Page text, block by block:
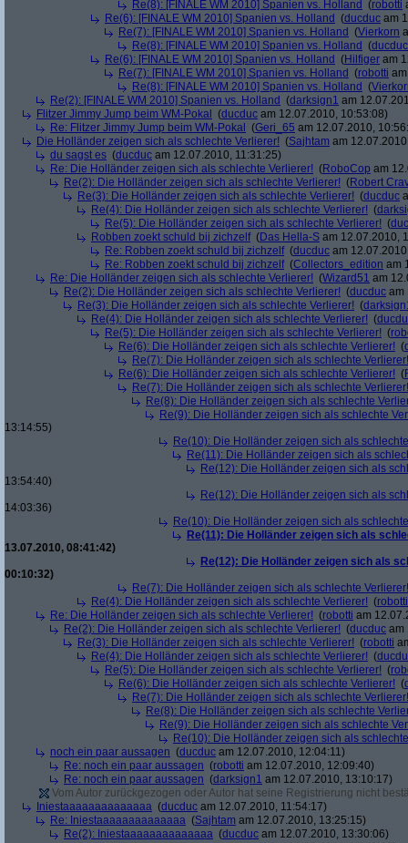
Re(8): [FINALE WM 2010] Spanien vs. Holland (robotti
Re(6): [FINALE WM 2010] Spanien vs. Holland (ducduc am
Re(7): [FINALE WM 2010] Spanien vs. Holland (Vierkorn
Re(8): [FINALE WM 2010] Spanien vs. Holland (ducduc
Re(6): [FINALE WM 2010] Spanien vs. Holland (Hilfiger am
Re(7): [FINALE WM 2010] Spanien vs. Holland (robotti
Re(8): [FINALE WM 2010] Spanien vs. Holland (
Re(2): [FINALE WM 2010] Spanien vs. Holland (darksign1 am
Flitzer Jimmy Jump beim WM-Pokal
(ducduc am 12.07.2010, 10:53:08)
Re: Flitzer Jimmy Jump beim WM-Pokal
(Geri_65 am 12.07.2010,
Die Holländer zeigen sich als schlechte Verlierer! (Sajhtam am
du sagst es (ducduc am 12.07.2010, 11:31:25)
Re: Die Holländer zeigen sich als schlechte Verlierer! (RoboCop am
Re(2): Die Holländer zeigen sich als schlechte Verlierer! (Robert
Re(3): Die Holländer zeigen sich als schlechte Verlierer! (ducduc
Re(4): Die Holländer zeigen sich als schlechte Verlierer! (
Re(5): Die Holländer zeigen sich als schlechte Verlierer! (
Robben zoekt schuld bij zichzelf(Das Hella-S am 12.07.2010,
Re: Robben zoekt schuld bij zichzelf(ducduc am
Re: Robben zoekt schuld bij zichzelf(Collectors_edition am
Re: Die Holländer zeigen sich als schlechte Verlierer! (Wizard51 am
Re(2): Die Holländer zeigen sich als schlechte Verlierer! (ducduc am
Re(3): Die Holländer zeigen sich als schlechte Verlierer! (
Re(4): Die Holländer zeigen sich als schlechte Verlierer! (
Re(5): Die Holländer zeigen sich als schlechte Verlierer! (
Re(6): Die Holländer zeigen sich als schlechte Verlierer! (
Re(7): Die Holländer zeigen sich als schlechte Verlierer!
Re(6): Die Holländer zeigen sich als schlechte Verlierer! (
Re(7): Die Holländer zeigen sich als schlechte Verlierer!
Re(8): Die Holländer zeigen sich als schlechte
Re(9): Die Holländer zeigen sich als schlechte
13:14:55)
Re(10): Die Holländer zeigen sich als
Re(11): Die Holländer zeigen sich als
Re(12): Die Holländer zeigen sich als
13:54:40)
Re(12): Die Holländer zeigen sich als
14:03:36)
Re(10): Die Holländer zeigen sich als
Re(11): Die Holländer zeigen sich als
13.07.2010, 08:41:42)
Re(12): Die Holländer zeigen sich als
00:10:32)
Re(7): Die Holländer zeigen sich als schlechte Verlierer!
Re(4): Die Holländer zeigen sich als schlechte Verlierer! (robotti
Re: Die Holländer zeigen sich als schlechte Verlierer! (robotti am
Re(2): Die Holländer zeigen sich als schlechte Verlierer! (ducduc am
Re(3): Die Holländer zeigen sich als schlechte Verlierer! (robotti
Re(4): Die Holländer zeigen sich als schlechte Verlierer! (
Re(5): Die Holländer zeigen sich als schlechte Verlierer! (
Re(6): Die Holländer zeigen sich als schlechte Verlierer! (
Re(7): Die Holländer zeigen sich als schlechte Verlierer!
Re(8): Die Holländer zeigen sich als schlechte
Re(9): Die Holländer zeigen sich als schlechte
Re(10): Die Holländer zeigen sich als
noch ein paar aussagen (ducduc am 12.07.2010, 12:04:11)
Re: noch ein paar aussagen (robotti am 12.07.2010, 12:09:40)
Re: noch ein paar aussagen (darksign1 am 12.07.2010, 13:10:17)
Vom Autor zurückgezogen oder Autor hat seine Registrierung nicht
Iniestaaaaaaaaaaaaaa (ducduc am 12.07.2010, 11:54:17)
Re: Iniestaaaaaaaaaaaaaa (Sajhtam am 12.07.2010, 13:25:15)
Re(2): Iniestaaaaaaaaaaaaaa (ducduc am 12.07.2010, 13:30:06)